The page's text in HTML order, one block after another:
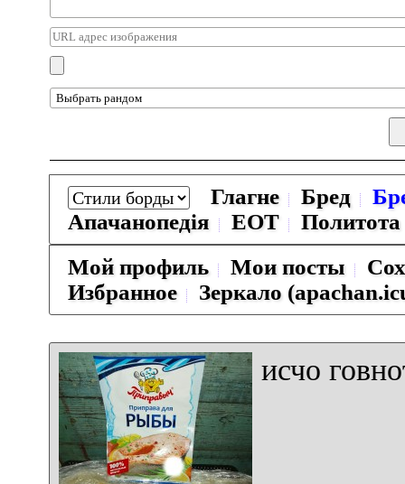
Глагне Бред
Апачанопедiя
ЕОТ
Политота
Мой профиль
Мои посты
Избранное
Зеркало
исчо